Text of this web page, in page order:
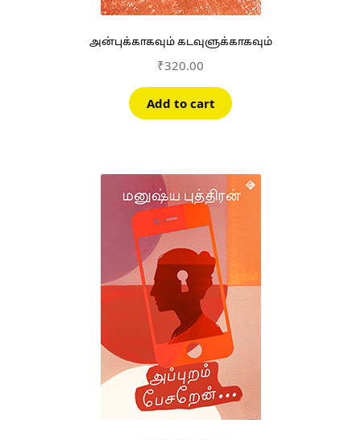
அன்புக்காகவும் கடவுளுக்காகவும்
₹320.00
Add to cart